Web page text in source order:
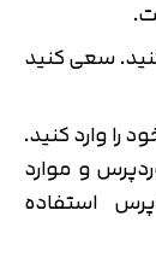
سعی کنید
را وارد کنید.
و موارد
استفاده